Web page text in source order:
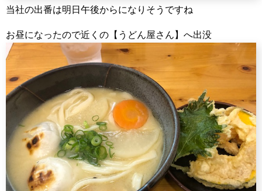
当社の出番は明日午後からになりそうですね
お昼になったので近くの【うどん屋さん】へ出没